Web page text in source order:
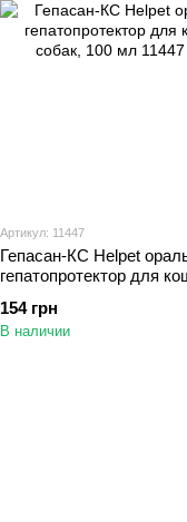
Артикул: 11447
Гепасан-КС Helpet
гепатопротектор для
154 грн
В наличии